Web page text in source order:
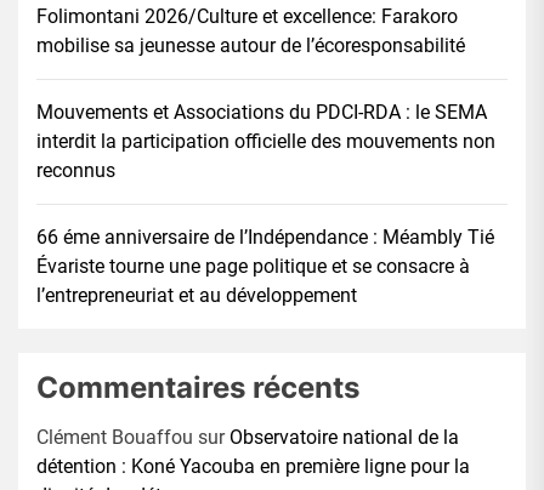
Folimontani 2026/Culture et excellence: Farakoro
mobilise sa jeunesse autour de l’écoresponsabilité
Mouvements et Associations du PDCI-RDA : le SEMA
interdit la participation officielle des mouvements non
reconnus
66 éme anniversaire de l’Indépendance : Méambly Tié
Évariste tourne une page politique et se consacre à
l’entrepreneuriat et au développement
Commentaires récents
Clément Bouaffou sur Observatoire national de la
détention : Koné Yacouba en première ligne pour la